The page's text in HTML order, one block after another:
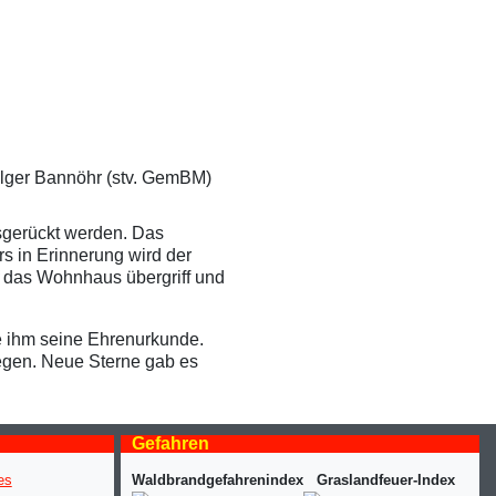
Bannöhr (stv. GemBM)
werden. Das
in Erinnerung wird der
Wohnhaus übergriff und
seine Ehrenurkunde.
Neue Sterne gab es
Gefahren
Waldbrandgefahrenindex Graslandfeuer-Index